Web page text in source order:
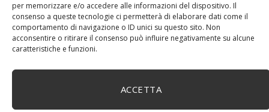
per memorizzare e/o accedere alle informazioni del dispositivo. Il
consenso a queste tecnologie ci permetterà di elaborare dati come il
comportamento di navigazione o ID unici su questo sito. Non
acconsentire o ritirare il consenso può influire negativamente su alcune
caratteristiche e funzioni.
ACCETTA
24,5cm Ø x 9,5 cm di altezza, finitura a cera naturale